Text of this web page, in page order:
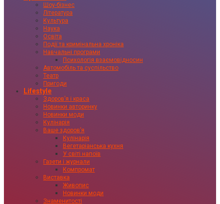
Шоу-бізнес
Література
Культура
Наука
Освіта
Події та кримінальна хроніка
Навчальні програми
Психологія взаємовідносин
Автомобіль та суспільство
Театр
Пригоди
Lifestyle
Здоровʼя і краса
Новинки авторинку
Новинки моди
Кулінарія
Ваше здоровʼя
Кулінарія
Вегетаріанська кухня
У світі напоїв
Газети і журнали
Компромат
Виставка
Живопис
Новинки моди
Знаменитості